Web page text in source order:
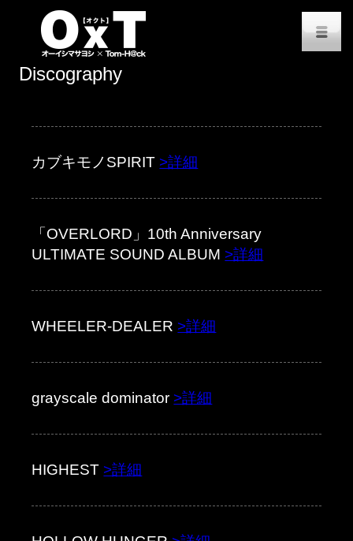
Discography
カブキモノSPIRIT >詳細
「OVERLORD」10th Anniversary
ULTIMATE SOUND ALBUM >詳細
WHEELER-DEALER >詳細
grayscale dominator >詳細
HIGHEST >詳細